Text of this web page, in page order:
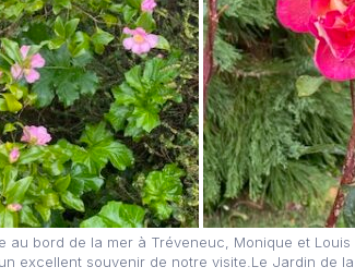
bord de la mer à Tréveneuc, Monique et
excellent souvenir de notre visite.Le Jardin de